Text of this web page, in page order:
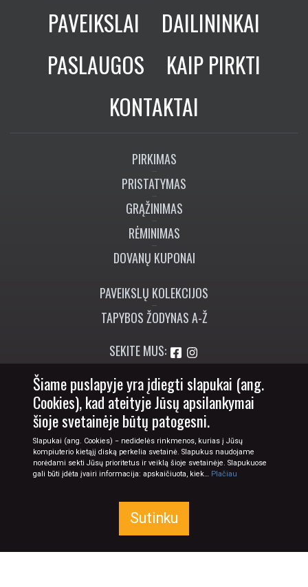
PAVEIKSLAI
DAILININKAI
PASLAUGOS
KAIP PIRKTI
KONTAKTAI
PIRKIMAS
PRISTATYMAS
GRĄŽINIMAS
RĖMINIMAS
DOVANŲ KUPONAI
PAVEIKSLŲ KOLEKCIJOS
TAPYBOS ŽODYNAS A-Ž
SEKITE MUS:
+370 673 77774
info@tapyba.info
Šiame puslapyje yra įdiegti slapukai (ang.
Cookies), kad ateityje Jūsų apsilankymai
šioje svetainėje būtų patogesni.
Slapukai (ang. Cookies) − nedidelės rinkmenos, kurias į Jūsų
kompiuterio kietąjį diską perkelia svetainė. Slapukus naudojame
norėdami sekti Jūsų prioritetus ir veiklą šioje svetainėje. Slapukuose
gali būti įdėta įvairi informacija: apskaičiuota, kiek… Plačiau
Sutinku